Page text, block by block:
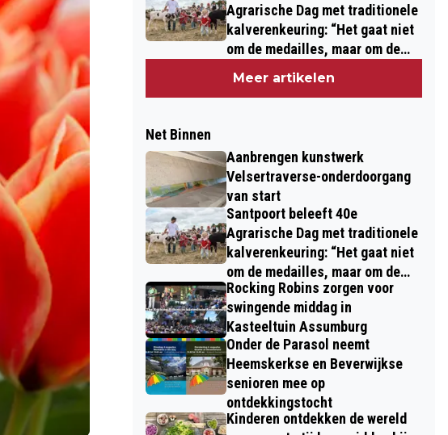
Agrarische Dag met traditionele
kalverenkeuring: “Het gaat niet
om de medailles, maar om de
Meer artikelen
Net Binnen
Aanbrengen kunstwerk
Velsertraverse-onderdoorgang
van start
Santpoort beleeft 40e
Agrarische Dag met traditionele
kalverenkeuring: “Het gaat niet
om de medailles, maar om de
kinderen”
Rocking Robins zorgen voor
swingende middag in
Kasteeltuin Assumburg
Onder de Parasol neemt
Heemskerkse en Beverwijkse
senioren mee op
ontdekkingstocht
Kinderen ontdekken de wereld